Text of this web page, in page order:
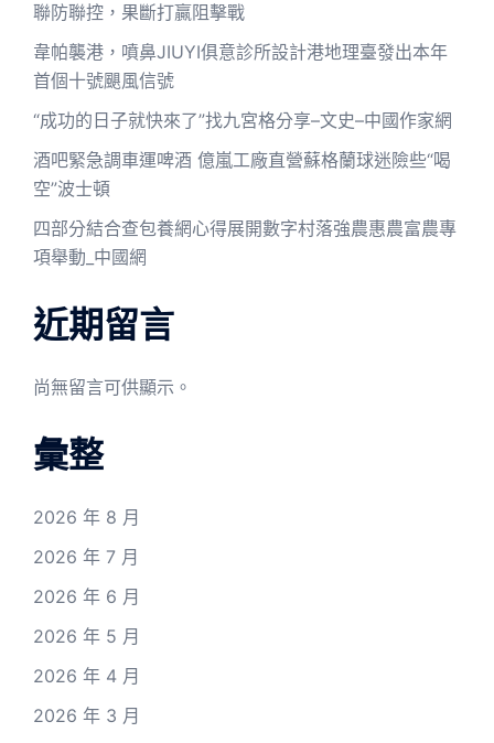
聯防聯控，果斷打贏阻擊戰
韋帕襲港，噴鼻JIUYI俱意診所設計港地理臺發出本年
首個十號颶風信號
“成功的日子就快來了”找九宮格分享–文史–中國作家網
酒吧緊急調車運啤酒 億嵐工廠直營蘇格蘭球迷險些“喝
空”波士頓
四部分結合查包養網心得展開數字村落強農惠農富農專
項舉動_中國網
近期留言
尚無留言可供顯示。
彙整
2026 年 8 月
2026 年 7 月
2026 年 6 月
2026 年 5 月
2026 年 4 月
2026 年 3 月